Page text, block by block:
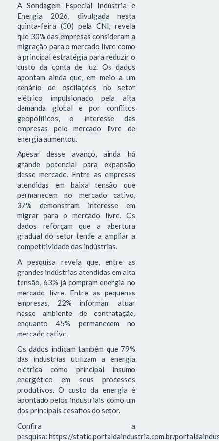
A Sondagem Especial Indústria e
Energia 2026, divulgada nesta
quinta-feira (30) pela CNI, revela
que 30% das empresas consideram a
migração para o mercado livre como
a principal estratégia para reduzir o
custo da conta de luz. Os dados
apontam ainda que, em meio a um
cenário de oscilações no setor
elétrico impulsionado pela alta
demanda global e por conflitos
geopolíticos, o interesse das
empresas pelo mercado livre de
energia aumentou.
Apesar desse avanço, ainda há
grande potencial para expansão
desse mercado. Entre as empresas
atendidas em baixa tensão que
permanecem no mercado cativo,
37% demonstram interesse em
migrar para o mercado livre. Os
dados reforçam que a abertura
gradual do setor tende a ampliar a
competitividade das indústrias.
A pesquisa revela que, entre as
grandes indústrias atendidas em alta
tensão, 63% já compram energia no
mercado livre. Entre as pequenas
empresas, 22% informam atuar
nesse ambiente de contratação,
enquanto 45% permanecem no
mercado cativo.
Os dados indicam também que 79%
das indústrias utilizam a energia
elétrica como principal insumo
energético em seus processos
produtivos. O custo da energia é
apontado pelos industriais como um
dos principais desafios do setor.
Confira a
pesquisa: https://static.portaldaindustria.com.br/